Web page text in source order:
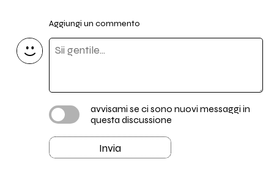
Aggiungi un commento
avvisami se ci sono nuovi messaggi in
questa discussione
Invia